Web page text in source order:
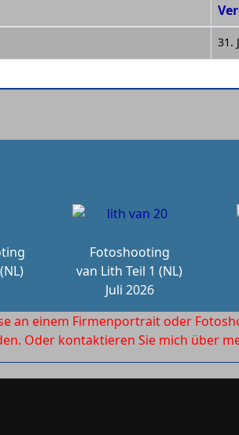
31.
Fotoshooting
van Lith Teil 1 (NL)
Juli 2026
an einem Firmenportrait oder
Oder kontaktieren Sie mich über